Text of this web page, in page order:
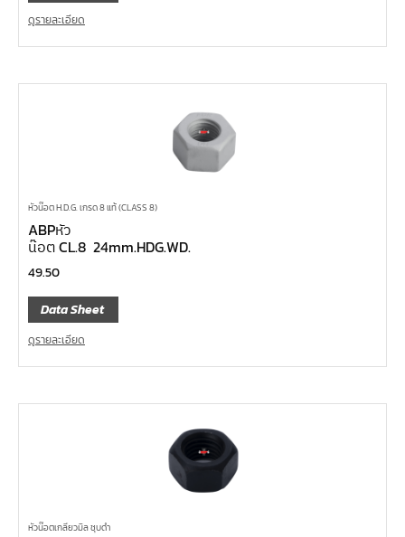
ดูรายละเอียด
หัวน๊อต H.D.G. เกรด 8 แท้ (CLASS 8)
ABPหัว
น๊อต CL.8 24mm.HDG.WD.
49.50
Data Sheet
ดูรายละเอียด
หัวน๊อตเกลียวมิล ชุบดำ